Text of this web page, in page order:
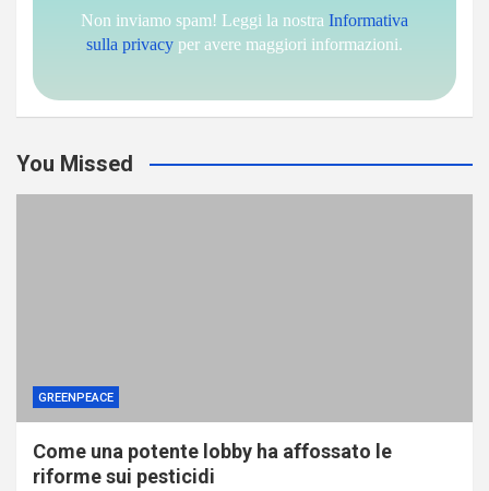
Non inviamo spam! Leggi la nostra Informativa
sulla privacy per avere maggiori informazioni.
You Missed
GREENPEACE
Come una potente lobby ha affossato le
riforme sui pesticidi